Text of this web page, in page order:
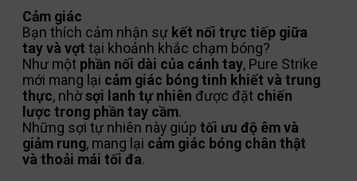
Cảm giác
Bạn thích cảm nhận sự kết nối trực tiếp giữa
tay và vợt tại khoảnh khắc chạm bóng?
Như một phần nối dài của cánh tay, Pure Strike
mới mang lại cảm giác bóng tinh khiết và trung
thực, nhờsợi lanh tự nhiên được đặt chiến
lược trong phần tay cầm.
Những sợi tự nhiên này giúp tối ưu độ êm và
giảm rung, mang lại cảm giác bóng chân thật
và thoải mái tối đa.